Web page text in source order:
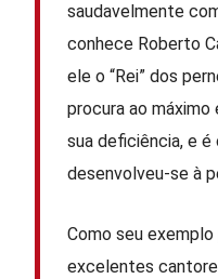
saudavelmente
conhece Roberto
ele o “Rei” dos
procura ao
sua deficiência, e
desenvolveu-se à
Como seu
excelentes